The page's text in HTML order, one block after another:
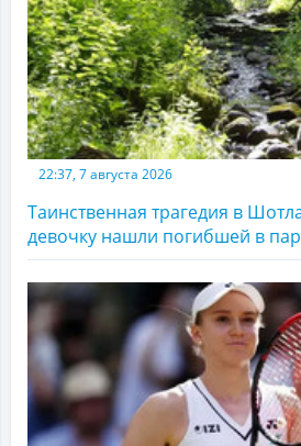
22:37, 7 августа 2026
Таинственная трагедия в
девочку нашли погибшей в